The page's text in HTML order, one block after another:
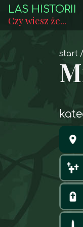
LAS HISTORII
Czy wiesz że...
start